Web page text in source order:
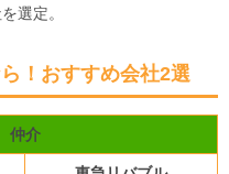
選定。
！おすすめ会社2選
仲介